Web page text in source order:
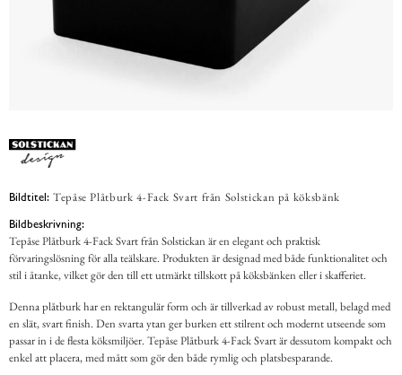
Bildtitel: Tepåse Plåtburk 4-Fack Svart från Solstickan på köksbänk
Bildbeskrivning:
Tepåse Plåtburk 4-Fack Svart från Solstickan är en elegant och praktisk
förvaringslösning för alla teälskare. Produkten är designad med både funktionalitet och
stil i åtanke, vilket gör den till ett utmärkt tillskott på köksbänken eller i skafferiet.
Denna plåtburk har en rektangulär form och är tillverkad av robust metall, belagd med
en slät, svart finish. Den svarta ytan ger burken ett stilrent och modernt utseende som
passar in i de flesta köksmiljöer. Tepåse Plåtburk 4-Fack Svart är dessutom kompakt och
enkel att placera, med mått som gör den både rymlig och platsbesparande.